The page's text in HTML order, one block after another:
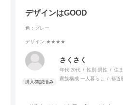
デザインはGOOD
色：グレー
デザイン:★★★★
さくさく
年代:20代 性別:男性 住
家族構成:一人暮らし 都道